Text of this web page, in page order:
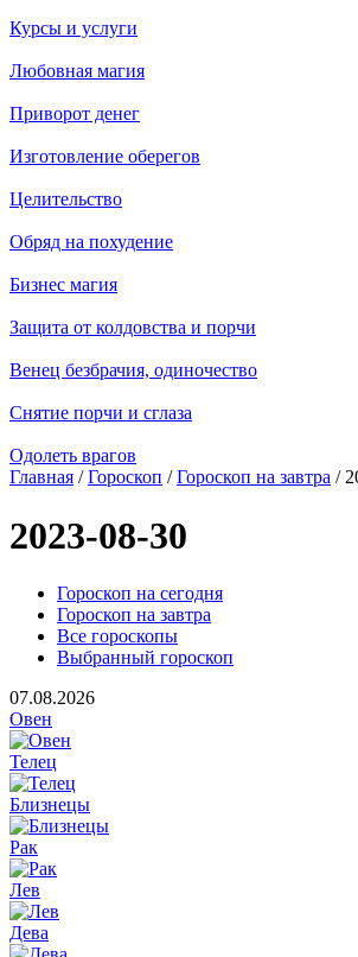
Курсы и услуги
Любовная магия
Приворот денег
Изготовление оберегов
Целительство
Обряд на похудение
Бизнес магия
Защита от колдовства и порчи
Венец безбрачия, одиночество
Снятие порчи и сглаза
Одолеть врагов
Главная /Гороскоп /Гороскоп на завтра /
2023-08-30
Гороскоп на сегодня
Гороскоп на завтра
Все гороскопы
Выбранный гороскоп
07.08.2026
Овен
Телец
Близнецы
Рак
Лев
Дева